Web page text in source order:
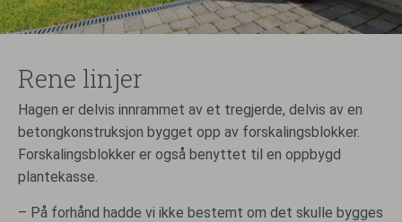
Rene linjer
Hagen er delvis innrammet av et tregjerde, delvis av en
betongkonstruksjon bygget opp av forskalingsblokker.
Forskalingsblokker er også benyttet til en oppbygd
plantekasse.
– På forhånd hadde vi ikke bestemt om det skulle bygges